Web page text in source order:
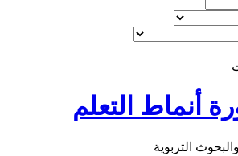
أنماط التعلم
التربوية